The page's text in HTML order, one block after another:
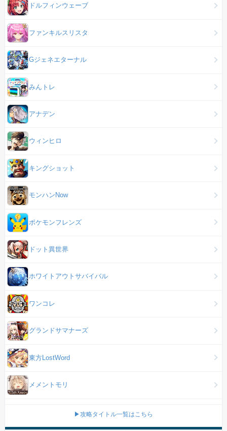
ドルフィンウェーブ
ファンキルスリスタ
Gジェネエターナル
みんトレ
アナデン
ウィンヒロ
キングショット
モンハンNow
ポケモンフレンズ
ドット異世界
ホワイトアウトサバイバル
ワンコレ
グランドサマナーズ
東方LostWord
メメントモリ
▶攻略タイトル一覧はこちら